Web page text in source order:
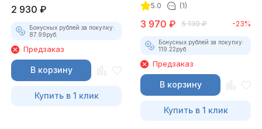
2 930 ₽
Бонусных рублей за покупку:
87.99руб.
Предзаказ
В корзину
Купить в 1 клик
5.0 (1)
3 970 ₽ 5 130 ₽ -23%
Бонусных рублей за покупку:
119.22руб.
Предзаказ
В корзину
Купить в 1 клик